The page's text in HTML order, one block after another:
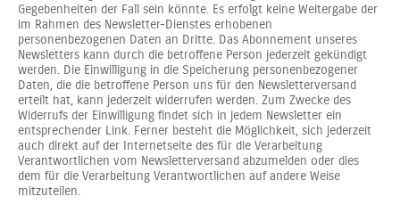
Gegebenheiten der Fall sein könnte. Es erfolgt keine Weitergabe der
im Rahmen des Newsletter-Dienstes erhobenen
personenbezogenen Daten an Dritte. Das Abonnement unseres
Newsletters kann durch die betroffene Person jederzeit gekündigt
werden. Die Einwilligung in die Speicherung personenbezogener
Daten, die die betroffene Person uns für den Newsletterversand
erteilt hat, kann jederzeit widerrufen werden. Zum Zwecke des
Widerrufs der Einwilligung findet sich in jedem Newsletter ein
entsprechender Link. Ferner besteht die Möglichkeit, sich jederzeit
auch direkt auf der Internetseite des für die Verarbeitung
Verantwortlichen vom Newsletterversand abzumelden oder dies
dem für die Verarbeitung Verantwortlichen auf andere Weise
mitzuteilen.